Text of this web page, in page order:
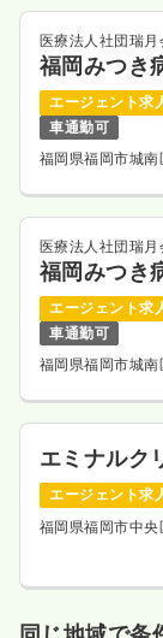
医療法人社団瑞月
福岡みつき
エージェント求
車通勤可
福岡県福岡市城南
医療法人社団瑞月
福岡みつき
エージェント求
車通勤可
福岡県福岡市城南
エミナルク
エージェント求
福岡県福岡市中央